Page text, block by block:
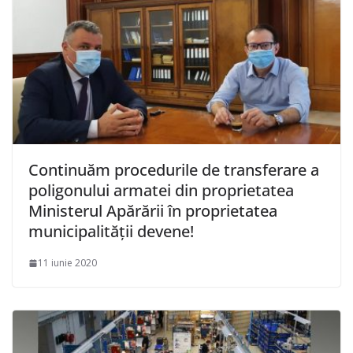
Continuăm procedurile de transferare a
poligonului armatei din proprietatea
Ministerul Apărării în proprietatea
municipalității devene!
11 iunie 2020